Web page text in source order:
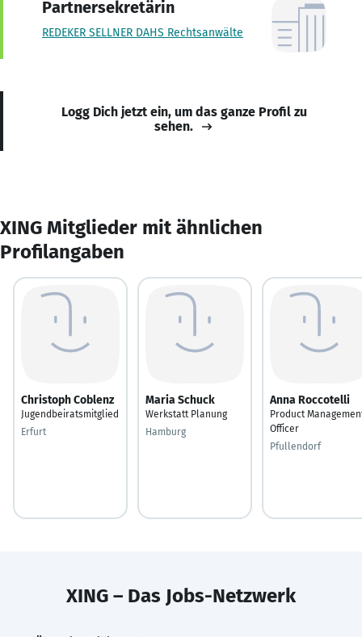
Partnersekretärin
REDEKER SELLNER DAHS Rechtsanwälte
Logg Dich jetzt ein, um das ganze Profil zu
sehen.
XING Mitglieder mit ähnlichen
Profilangaben
Christoph Coblenz
Jugendbeiratsmitglied
Erfurt
Maria Schuck
Werkstatt Planung
Hamburg
Anna Roccotelli
Product
Officer
Pfullendorf
XING – Das Jobs-Netzwerk